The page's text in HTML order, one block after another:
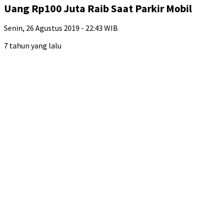
Uang Rp100 Juta Raib Saat Parkir Mobil
Senin, 26 Agustus 2019 - 22:43 WIB
7 tahun yang lalu